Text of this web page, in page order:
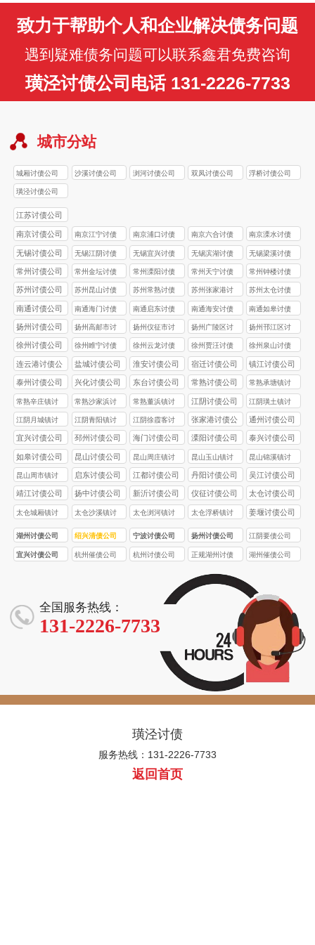
致力于帮助个人和企业解决债务问题
遇到疑难债务问题可以联系鑫君免费咨询
璜泾讨债公司电话 131-2226-7733
城市分站
城厢讨债公司 沙溪讨债公司 浏河讨债公司 双凤讨债公司 浮桥讨债公司
璜泾讨债公司
江苏讨债公司
南京讨债公司
南京江宁讨债
公司
南京浦口讨债
公司
南京六合讨债
公司
南京溧水讨债
公司
无锡讨债公司
无锡江阴讨债
公司
无锡宜兴讨债
公司
无锡滨湖讨债
公司
无锡梁溪讨债
公司
常州讨债公司
常州金坛讨债
公司
常州溧阳讨债
公司
常州天宁讨债
公司
常州钟楼讨债
公司
苏州讨债公司
苏州昆山讨债
公司
苏州常熟讨债
公司
苏州张家港讨
债公司
苏州太仓讨债
公司
南通讨债公司
南通海门讨债
公司
南通启东讨债
公司
南通海安讨债
公司
南通如皋讨债
公司
扬州讨债公司
扬州高邮市讨
债公司
扬州仪征市讨
债公司
扬州广陵区讨
债公司
扬州邗江区讨
债公司
徐州讨债公司
徐州睢宁讨债
公司
徐州云龙讨债
公司
徐州贾汪讨债
公司
徐州泉山讨债
公司
连云港讨债公
司
盐城讨债公司 淮安讨债公司 宿迁讨债公司 镇江讨债公司
泰州讨债公司 兴化讨债公司 东台讨债公司 常熟讨债公司
常熟承塘镇讨
债公司
常熟辛庄镇讨
债公司
常熟沙家浜讨
债公司
常熟董浜镇讨
债公司
江阴讨债公司
江阴璜土镇讨
债公司
江阴月城镇讨
债公司
江阴青阳镇讨
债公司
江阴徐霞客讨
债公司
张家港讨债公
司
通州讨债公司
宜兴讨债公司 邳州讨债公司 海门讨债公司 溧阳讨债公司 泰兴讨债公司
如皋讨债公司 昆山讨债公司
昆山周庄镇讨
债公司
昆山玉山镇讨
债公司
昆山锦溪镇讨
债公司
昆山周市镇讨
债公司
启东讨债公司 江都讨债公司 丹阳讨债公司 吴江讨债公司
靖江讨债公司 扬中讨债公司 新沂讨债公司 仪征讨债公司 太仓讨债公司
太仓城厢镇讨
债公司
太仓沙溪镇讨
债公司
太仓浏河镇讨
债公司
太仓浮桥镇讨
债公司
姜堰讨债公司
湖州讨债公司 绍兴清债公司 宁波讨债公司 扬州讨债公司 江阴要债公司
宜兴讨债公司 杭州催债公司 杭州讨债公司
正规湖州讨债
湖州催债公司
全国服务热线：
131-2226-7733
璜泾讨债
服务热线：131-2226-7733
返回首页